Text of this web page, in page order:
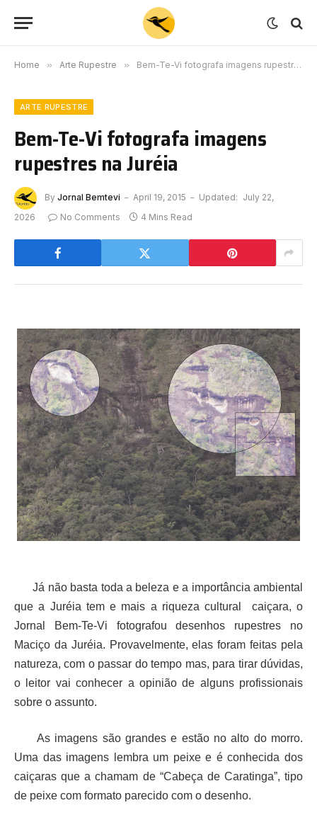
Home » Arte Rupestre » Bem-Te-Vi fotografa imagens rupestres na Juréia
ARTE RUPESTRE
Bem-Te-Vi fotografa imagens
rupestres na Juréia
By Jornal Bemtevi April 19, 2015 Updated: July 22,
2026
No Comments 4 Mins Read
Já não basta toda a beleza e a importância ambiental
que a Juréia tem e mais a riqueza cultural caiçara, o
Jornal Bem-Te-Vi fotografou desenhos rupestres no
Maciço da Juréia. Provavelmente, elas foram feitas pela
natureza, com o passar do tempo mas, para tirar dúvidas,
o leitor vai conhecer a opinião de alguns profissionais
sobre o assunto.
As imagens são grandes e estão no alto do morro.
Uma das imagens lembra um peixe e é conhecida dos
caiçaras que a chamam de “Cabeça de Caratinga”, tipo
de peixe com formato parecido com o desenho.